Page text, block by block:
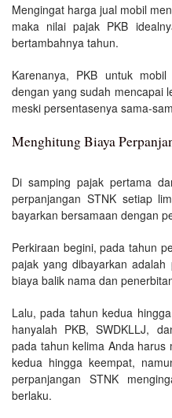
Mengingat harga jual mobil
maka nilai pajak PKB
bertambahnya tahun.
Karenanya, PKB untuk
dengan yang sudah mencapai
meski persentasenya sama-
Menghitung Biaya
Di samping pajak pertama
perpanjangan STNK setiap
bayarkan bersamaan dengan
Perkiraan begini, pada tahun
pajak yang dibayarkan
biaya balik nama dan
Lalu, pada tahun kedua
hanyalah PKB, SWDKLLJ,
pada tahun kelima Anda harus
kedua hingga keempat,
perpanjangan STNK
berlaku.